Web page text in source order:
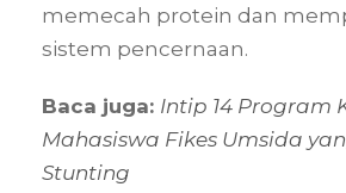
memecah protein dan
sistem pencernaan.
Baca juga: Intip 14 Program
Mahasiswa Fikes Umsida
Stunting